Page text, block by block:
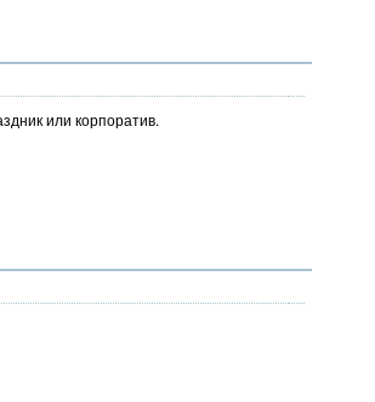
или корпоратив.